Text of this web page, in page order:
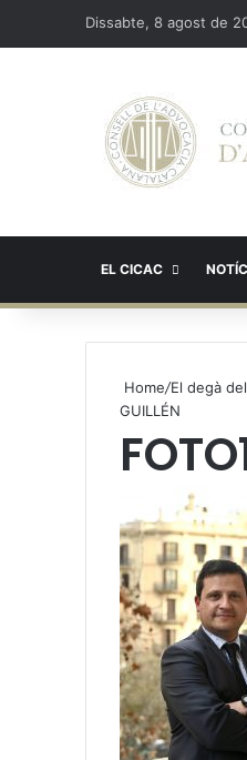
Dissabte, 8 agost de
EL CICAC
Home/El degà
GUILLÉN